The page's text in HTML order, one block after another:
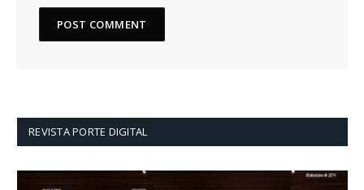
REVISTA PORTE DIGITAL